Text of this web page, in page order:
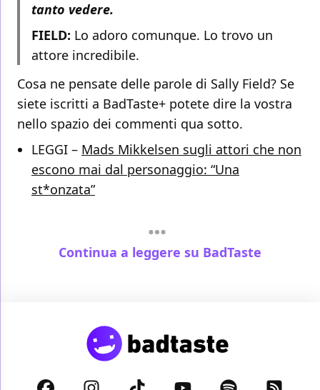
tanto vedere.
FIELD: Lo adoro comunque. Lo trovo un
attore incredibile.
Cosa ne pensate delle parole di Sally Field? Se
siete iscritti a BadTaste+ potete dire la vostra
nello spazio dei commenti qua sotto.
LEGGI – Mads Mikkelsen sugli attori che non
escono mai dal personaggio: “Una
st*onzata”
Continua a leggere su BadTaste